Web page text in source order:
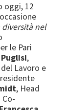
oggi, 12
nel
le Pari
,
Lavoro e
, Head